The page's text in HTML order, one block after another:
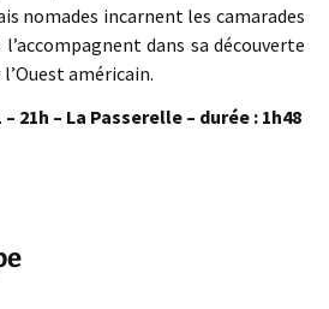
nomades incarnent les camarades
dans sa découverte
américain.
21h – La Passerelle – durée : 1h48